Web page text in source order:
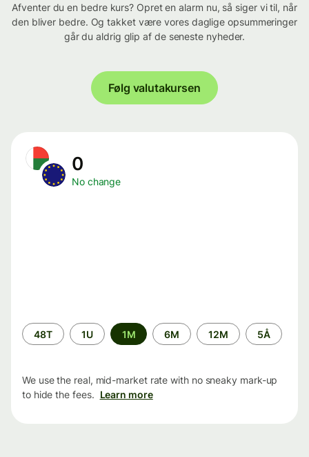
Afventer du en bedre kurs? Opret en alarm nu, så siger vi til, når
den bliver bedre. Og takket være vores daglige opsummeringer
går du aldrig glip af de seneste nyheder.
Følg valutakursen
0
No change
Time
period
48T 1U 1M 6M 12M 5Å
We use the real, mid-market rate with no sneaky mark-up
to hide the fees. Learn more